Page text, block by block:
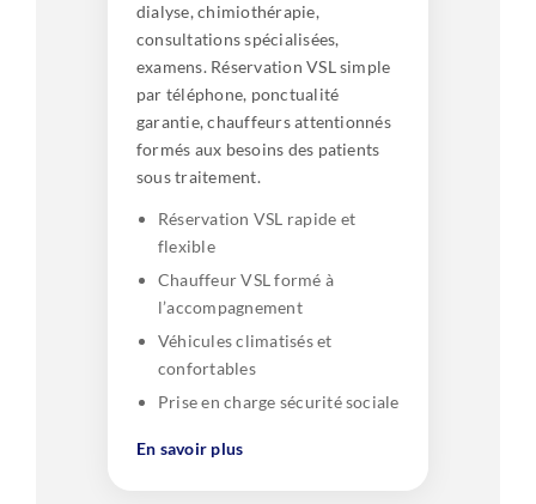
dialyse, chimiothérapie,
consultations spécialisées,
examens. Réservation VSL simple
par téléphone, ponctualité
garantie, chauffeurs attentionnés
formés aux besoins des patients
sous traitement.
Réservation VSL rapide et
flexible
Chauffeur VSL formé à
l’accompagnement
Véhicules climatisés et
confortables
Prise en charge sécurité sociale
En savoir plus